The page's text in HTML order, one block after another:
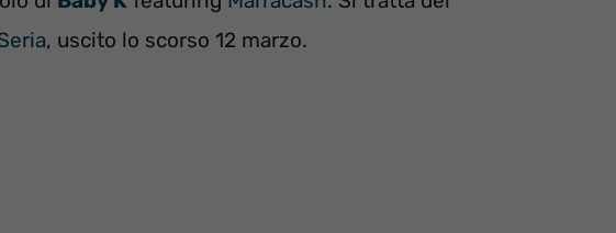
, uscito lo scorso 12 marzo.